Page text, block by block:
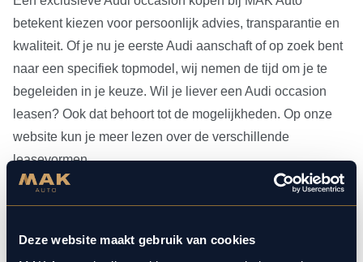
Deze website maakt gebruik van cookies
betekent kiezen voor persoonlijk advies, transparantie en
kwaliteit. Of je nu je eerste Audi aanschaft of op zoek bent
naar een specifiek topmodel, wij nemen de tijd om je te
begeleiden in je keuze. Wil je liever een Audi occasion
leasen? Ook dat behoort tot de mogelijkheden. Op onze
website kun je meer lezen over de verschillende
leasevormen.
Heb je je Audi occasion eenmaal gevonden, dan kun je
aangesloten bij Bosch Car Service, beschikken onze